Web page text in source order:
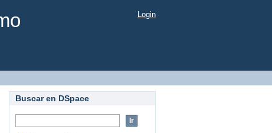
Login
Buscar en DSpace